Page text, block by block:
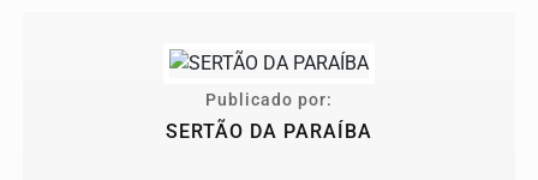
Publicado por:
SERTÃO DA PARAÍBA